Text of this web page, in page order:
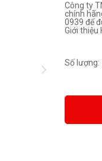
Công ty
chính
0939 để
Giới thiệu
Số lượng: